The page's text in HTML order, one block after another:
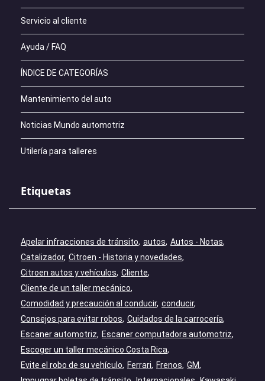
Servicio al cliente
Ayuda / FAQ
ÍNDICE DE CATEGORÍAS
Mantenimiento del auto
Noticias Mundo automotriz
Utilería para talleres
Etiquetas
Apelar infracciones de tránsito autos Autos - Notas
Catalizador Citroen - Historia y novedades
Citroen autos y vehículos Cliente
Cliente de un taller mecánico
Comodidad y precaución al conducir conducir
Consejos para evitar robos Cuidados de la carrocería
Escaner automotriz
Escaner computadora automotriz
Escoger un taller mecánico Costa Rica
Evite el robo de su vehículo
Ferrari Frenos GM